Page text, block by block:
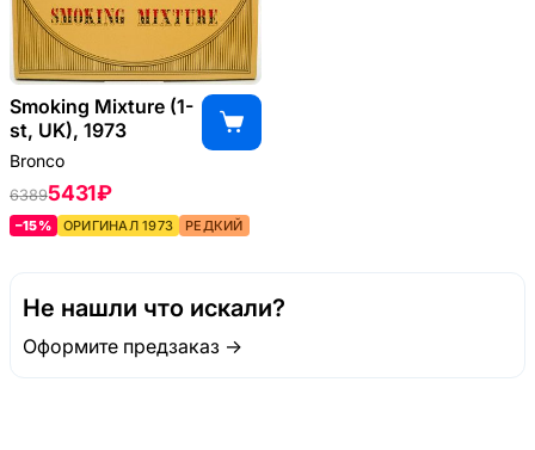
Smoking Mixture (1-
st, UK), 1973
Bronco
63895431 ₽
–15% ОРИГИНАЛ 1973 РЕДКИЙ
Не нашли что искали?
Оформите предзаказ →